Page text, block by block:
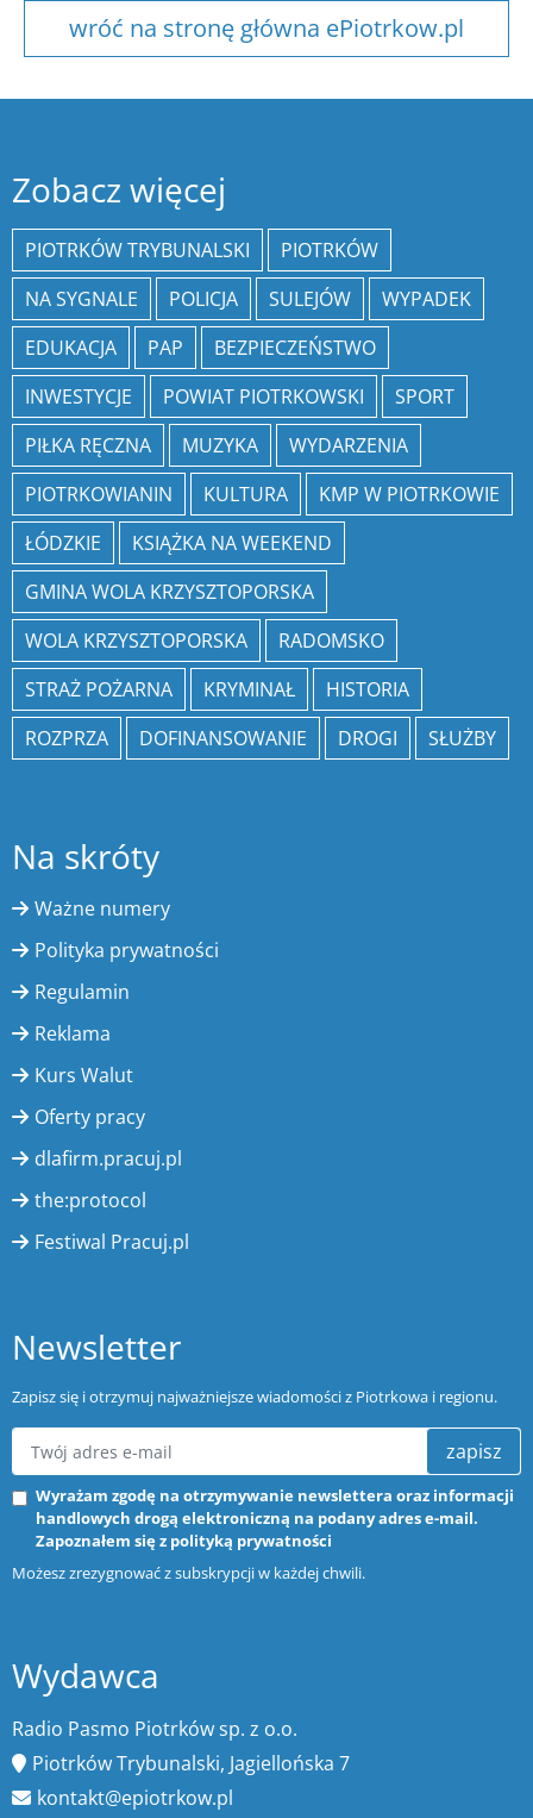
wróć na stronę główna ePiotrkow.pl
Zobacz więcej
PIOTRKÓW TRYBUNALSKI
PIOTRKÓW
NA SYGNALE
POLICJA SULEJÓW
WYPADEK
EDUKACJA
PAP
BEZPIECZEŃSTWO
INWESTYCJE
POWIAT PIOTRKOWSKI
SPORT
PIŁKA RĘCZNA
MUZYKA
WYDARZENIA
PIOTRKOWIANIN
KULTURA
KMP W PIOTRKOWIE
ŁÓDZKIE
KSIĄŻKA NA WEEKEND
GMINA WOLA KRZYSZTOPORSKA
WOLA KRZYSZTOPORSKA
RADOMSKO
STRAŻ POŻARNA
KRYMINAŁ
HISTORIA
ROZPRZA
DOFINANSOWANIE DROGI SŁUŻBY
Na skróty
Ważne numery
Polityka prywatności
Regulamin
Reklama
Kurs Walut
Oferty pracy
dlafirm.pracuj.pl
the:protocol
Festiwal Pracuj.pl
Newsletter
Zapisz się i otrzymuj najważniejsze wiadomości z Piotrkowa i regionu.
zapisz
Wyrażam zgodę na otrzymywanie newslettera oraz informacji
handlowych drogą elektroniczną na podany adres e-mail.
Zapoznałem się z polityką prywatności
Możesz zrezygnować z subskrypcji w każdej chwili.
Wydawca
Radio Pasmo Piotrków sp. z o.o.
Piotrków Trybunalski, Jagiellońska 7
kontakt@epiotrkow.pl